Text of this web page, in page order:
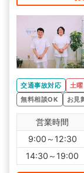
交通事故対応 土
無料相談OK
お見
営業時間
9:00～12:30
14:30～19:00